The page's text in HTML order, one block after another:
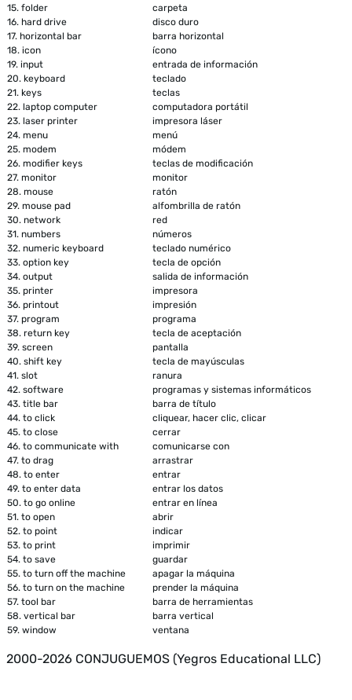
15. folder
carpeta
16. hard drive
disco duro
17. horizontal bar
barra horizontal
18. icon
ícono
19. input
entrada de información
20. keyboard
teclado
21. keys
teclas
22. laptop computer
computadora portátil
23. laser printer
impresora láser
24. menu
menú
25. modem
módem
26. modifier keys
teclas de modificación
27. monitor
monitor
28. mouse
ratón
29. mouse pad
alfombrilla de ratón
30. network
red
31. numbers
números
32. numeric keyboard
teclado numérico
33. option key
tecla de opción
34. output
salida de información
35. printer
impresora
36. printout
impresión
37. program
programa
38. return key
tecla de aceptación
39. screen
pantalla
40. shift key
tecla de mayúsculas
41. slot
ranura
42. software
programas y sistemas informáticos
43. title bar
barra de título
44. to click
cliquear, hacer clic, clicar
45. to close
cerrar
46. to communicate with
comunicarse con
47. to drag
arrastrar
48. to enter
entrar
49. to enter data
entrar los datos
50. to go online
entrar en línea
51. to open
abrir
52. to point
indicar
53. to print
imprimir
54. to save
guardar
55. to turn off the machine
apagar la máquina
56. to turn on the machine
prender la máquina
57. tool bar
barra de herramientas
58. vertical bar
barra vertical
59. window ventana
2000-2026 CONJUGUEMOS (Yegros Educational LLC)